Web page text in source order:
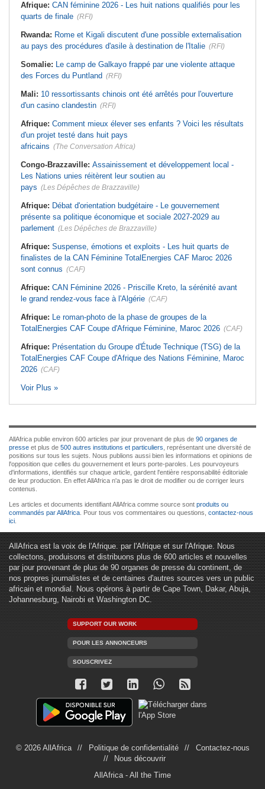
Afrique: CAN féminine 2026 - Les huit nations qualifiés pour les
quarts de finale (RFI)
Rwanda: Rome et Kigali discutent d'une possible externalisation
au pays des procédures d'asile à destination de l'Italie (RFI)
Somalie: Le camp de Galkayo frappé par une violente attaque
des Forces du Puntland (RFI)
Mali: 10 ressortissants chinois ont été arrêtés pour l'ouverture
d'un casino clandestin (RFI)
Afrique: Comment mieux élever ses enfants ? Voici les résultats
d'un projet testé dans huit pays
africains (The Conversation Africa)
Congo-Brazzaville: Assainissement et développement local -
Les Nations unies réitèrent leur soutien au
pays (Les Dépêches de Brazzaville)
Afrique: Débat d'orientation budgétaire - Le gouvernement
présente sa politique économique et sociale 2027-2029 au
parlement (Les Dépêches de Brazzaville)
Afrique: Suspense, émotions et exploits - Les huit quarts de
finalistes de la CAN Féminine TotalEnergies CAF Maroc 2026
sont connus (CAF)
Afrique: CAN Féminine 2026 - Priscille Kreto, la sérénité avant
le grand rendez-vous face à l'Algérie (CAF)
Afrique: Le roman-photo de la phase de groupes de la
TotalEnergies CAF Coupe d'Afrique Féminine, Maroc 2026 (CAF)
Afrique: Présentation du Groupe d'Étude Technique (TSG) de la
TotalEnergies CAF Coupe d'Afrique des Nations Féminine, Maroc
2026 (CAF)
Voir Plus »
AllAfrica publie environ 600 articles par jour provenant de plus de 90 organes de
presse et plus de 500 autres institutions et particuliers , représentant une diversité de
positions sur tous les sujets. Nous publions aussi bien les informations et opinions de
l'opposition que celles du gouvernement et leurs porte-paroles. Les pourvoyeurs
d'informations, identifiés sur chaque article, gardent l'entière responsabilité éditoriale
de leur production. En effet AllAfrica n'a pas le droit de modifier ou de corriger leurs
contenus.
Les articles et documents identifiant AllAfrica comme source sont produits ou
commandés par AllAfrica . Pour tous vos commentaires ou questions, contactez-nous
ici
AllAfrica est la voix de l'Afrique. par l'Afrique et sur l'Afrique. Nous
collectons, produisons et distribuons plus de 600 articles et nouvelles
par jour provenant de plus de 90 organes de presse du continent, de
nos propres journalistes et de centaines d'autres sources vers un public
africain et mondial. Nous opérons à partir de Cape Town, Dakar, Abuja,
Johannesburg, Nairobi et Washington DC.
SUPPORT OUR WORK
POUR LES ANNONCEURS
SOUSCRIVEZ
© 2026 AllAfrica Politique de confidentialité
Contactez-nous
Nous découvrir
AllAfrica - All the Time